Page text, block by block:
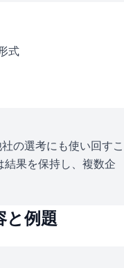
式
の選考にも使い回すこ
結果を保持し、複数企
と例題